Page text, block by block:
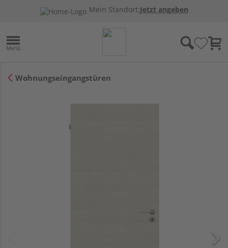
Mein Standort:Jetzt angeben
Wohnungseingangstüren